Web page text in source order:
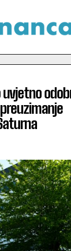
uvjetno